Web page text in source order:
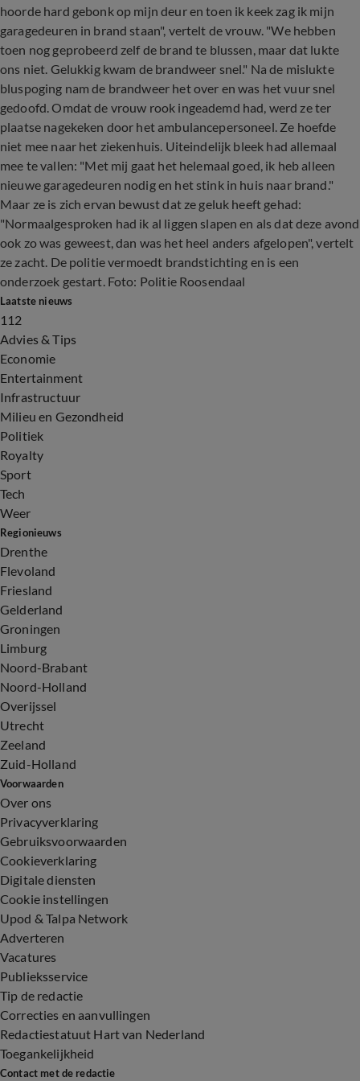
hoorde hard gebonk op mijn deur en toen ik keek zag ik mijn
garagedeuren in brand staan", vertelt de vrouw. "We hebben
toen nog geprobeerd zelf de brand te blussen, maar dat lukte
ons niet. Gelukkig kwam de brandweer snel." Na de mislukte
bluspoging nam de brandweer het over en was het vuur snel
gedoofd. Omdat de vrouw rook ingeademd had, werd ze ter
plaatse nagekeken door het ambulancepersoneel. Ze hoefde
niet mee naar het ziekenhuis. Uiteindelijk bleek had allemaal
mee te vallen: "Met mij gaat het helemaal goed, ik heb alleen
nieuwe garagedeuren nodig en het stink in huis naar brand."
Maar ze is zich ervan bewust dat ze geluk heeft gehad:
"Normaalgesproken had ik al liggen slapen en als dat deze avond
ook zo was geweest, dan was het heel anders afgelopen", vertelt
ze zacht. De politie vermoedt brandstichting en is een
onderzoek gestart. Foto: Politie Roosendaal
Laatste nieuws
112
Advies & Tips
Economie
Entertainment
Infrastructuur
Milieu en Gezondheid
Politiek
Royalty
Sport
Tech
Weer
Regionieuws
Drenthe
Flevoland
Friesland
Gelderland
Groningen
Limburg
Noord-Brabant
Noord-Holland
Overijssel
Utrecht
Zeeland
Zuid-Holland
Voorwaarden
Over ons
Privacyverklaring
Gebruiksvoorwaarden
Cookieverklaring
Digitale diensten
Cookie instellingen
Upod & Talpa Network
Adverteren
Vacatures
Publieksservice
Tip de redactie
Correcties en aanvullingen
Redactiestatuut Hart van Nederland
Toegankelijkheid
Contact met de redactie